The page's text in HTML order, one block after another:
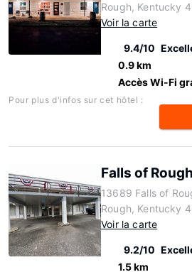
Rough, Kentucky
Voir la carte
9.4/10
0.9 km
Accès Wi-Fi
Pour plus d'infos sur cet hôtel :
Falls of
13689 Falls of
Rough, Kentucky
Voir la carte
9.2/10
1.5 km